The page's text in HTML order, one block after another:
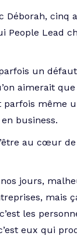
Déborah, cinq
People Lead
un
aimerait que
parfois même
business.
au cœur
jours,
mais
les
eux qui